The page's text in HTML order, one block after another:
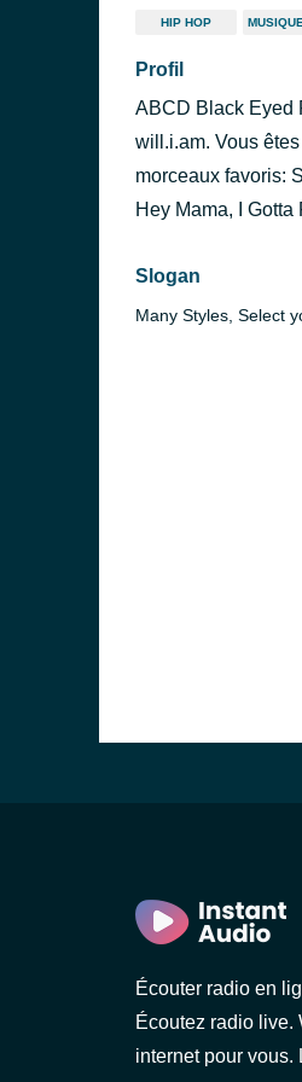
HIP HOP
Profil
ABCD Black Eyed
will.i.am. Vous
morceaux favoris:
Hey Mama, I Gotta
Slogan
Many Styles, Select
Écouter radio en
Écoutez radio live.
internet pour vous.